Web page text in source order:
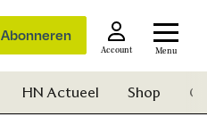
Abonneren
Account Menu
HN Actueel Shop